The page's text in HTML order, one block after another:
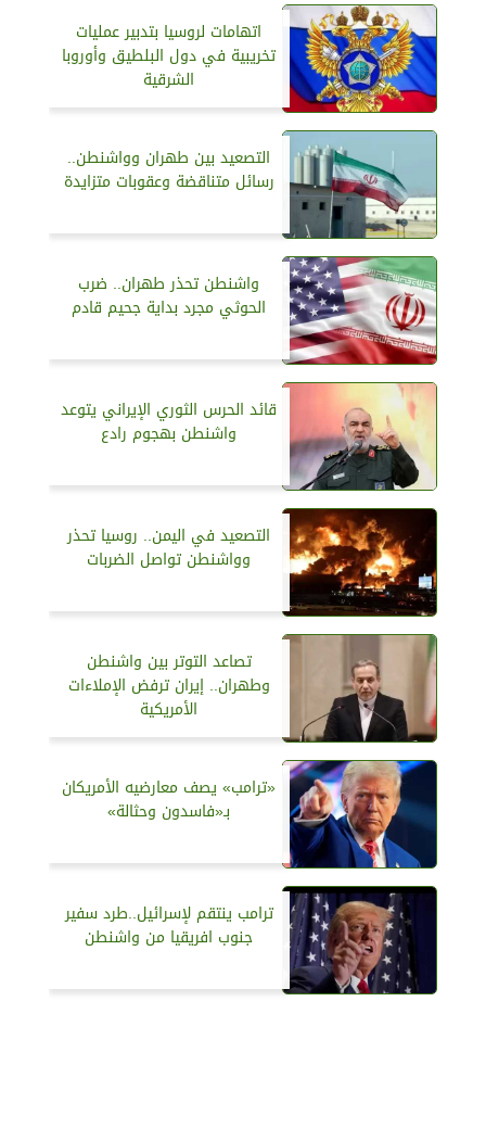
اتهامات لروسيا بتدبير عمليات
تخريبية في دول البلطيق وأوروبا
الشرقية
التصعيد بين طهران وواشنطن..
رسائل متناقضة وعقوبات متزايدة
واشنطن تحذر طهران.. ضرب
الحوثي مجرد بداية جحيم قادم
قائد الحرس الثوري الإيراني يتوعد
واشنطن بهجوم رادع
التصعيد في اليمن.. روسيا تحذر
وواشنطن تواصل الضربات
تصاعد التوتر بين واشنطن
وطهران.. إيران ترفض الإملاءات
الأمريكية
«ترامب» يصف معارضيه الأمريكان
بـ«فاسدون وحثالة»
ترامب ينتقم لإسرائيل..طرد سفير
جنوب افريقيا من واشنطن